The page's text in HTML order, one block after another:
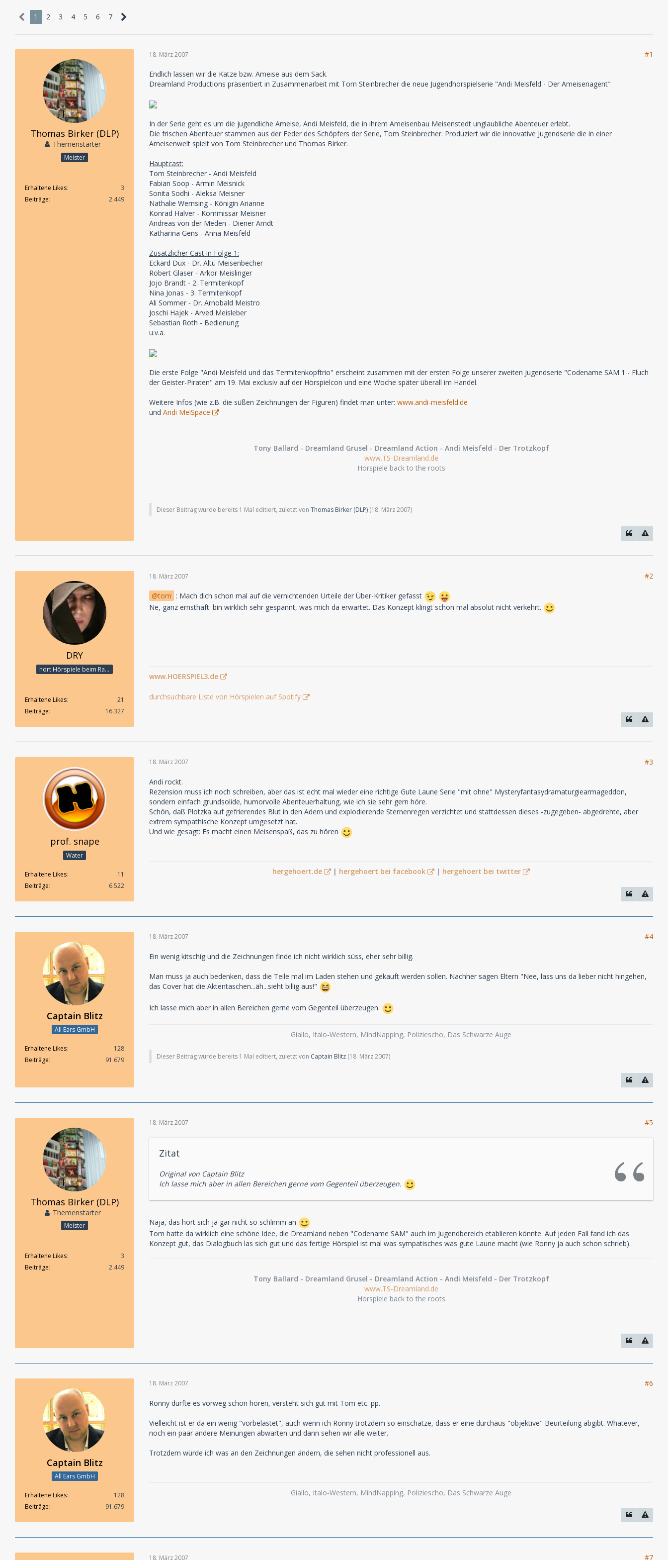
1 2 3 4 5 6 7
Thomas Birker (DLP)
Themenstarter
Meister
Erhaltene Likes
3
Beiträge
2.449
18. März 2007 #1
Endlich lassen wir die Katze bzw. Ameise aus dem Sack.
Dreamland Productions präsentiert in Zusammenarbeit mit Tom Steinbrecher die neue Jugendhörspielserie "Andi Meisfeld - Der Ameisenagent"
In der Serie geht es um die jugendliche Ameise, Andi Meisfeld, die in ihrem Ameisenbau Meisenstedt unglaubliche Abenteuer erlebt.
Die frischen Abenteuer stammen aus der Feder des Schöpfers der Serie, Tom Steinbrecher. Produziert wir die innovative Jugendserie die in einer
Ameisenwelt spielt von Tom Steinbrecher und Thomas Birker.
Hauptcast:
Tom Steinbrecher - Andi Meisfeld
Fabian Soop - Armin Meisnick
Sonita Sodhi - Aleksa Meisner
Nathalie Wernsing - Königin Arianne
Konrad Halver - Kommissar Meisner
Andreas von der Meden - Diener Arndt
Katharina Gens - Anna Meisfeld
Zusätzlicher Cast in Folge 1:
Eckard Dux - Dr. Altü Meisenbecher
Robert Glaser - Arkor Meislinger
Jojo Brandt - 2. Termitenkopf
Nina Jonas - 3. Termitenkopf
Ali Sommer - Dr. Arnobald Meistro
Joschi Hajek - Arved Meisleber
Sebastian Roth - Bedienung
u.v.a.
Die erste Folge "Andi Meisfeld und das Termitenkopftrio" erscheint zusammen mit der ersten Folge unserer zweiten Jugendserie "Codename SAM 1 - Fluch
der Geister-Piraten" am 19. Mai exclusiv auf der Hörspielcon und eine Woche später überall im Handel.
Weitere Infos (wie z.B. die süßen Zeichnungen der Figuren) findet man unter: www.andi-meisfeld.de
und Andi MeiSpace
Tony Ballard - Dreamland Grusel - Dreamland Action - Andi Meisfeld - Der Trotzkopf
www.TS-Dreamland.de
Hörspiele back to the roots
Dieser Beitrag wurde bereits 1 Mal editiert, zuletzt von Thomas Birker (DLP) (18. März 2007)
DRY
hört Hörspiele beim Rasenmähen
Erhaltene Likes
21
Beiträge
16.327
18. März 2007 #2
tom : Mach dich schon mal auf die vernichtenden Urteile der Über-Kritiker gefasst
Ne, ganz ernsthaft: bin wirklich sehr gespannt, was mich da erwartet. Das Konzept klingt schon mal absolut nicht verkehrt.
www.HOERSPIEL3.de
durchsuchbare Liste von Hörspielen auf Spotify
prof. snape
Water
Erhaltene Likes
11
Beiträge
6.522
18. März 2007 #3
Andi rockt.
Rezension muss ich noch schreiben, aber das ist echt mal wieder eine richtige Gute Laune Serie "mit ohne" Mysteryfantasydramaturgiearmageddon,
sondern einfach grundsolide, humorvolle Abenteuerhaltung, wie ich sie sehr gern höre.
Schön, daß Plotzka auf gefrierendes Blut in den Adern und explodierende Sternenregen verzichtet und stattdessen dieses -zugegeben- abgedrehte, aber
extrem sympathische Konzept umgesetzt hat.
Und wie gesagt: Es macht einen Meisenspaß, das zu hören
hergehoert.de | hergehoert bei facebook | hergehoert bei twitter
Captain Blitz
All Ears GmbH
Erhaltene Likes
128
Beiträge
91.679
18. März 2007 #4
Ein wenig kitschig und die Zeichnungen finde ich nicht wirklich süss, eher sehr billig.
Man muss ja auch bedenken, dass die Teile mal im Laden stehen und gekauft werden sollen. Nachher sagen Eltern "Nee, lass uns da lieber nicht hingehen,
das Cover hat die Aktentaschen...äh...sieht billig aus!"
Ich lasse mich aber in allen Bereichen gerne vom Gegenteil überzeugen.
Giallo, Italo-Western, MindNapping, Poliziescho, Das Schwarze Auge
Dieser Beitrag wurde bereits 1 Mal editiert, zuletzt von Captain Blitz (18. März 2007)
Thomas Birker (DLP)
Themenstarter
Meister
Erhaltene Likes
3
Beiträge
2.449
18. März 2007 #5
Zitat
Original von Captain Blitz
Ich lasse mich aber in allen Bereichen gerne vom Gegenteil überzeugen.
Naja, das hört sich ja gar nicht so schlimm an
Tom hatte da wirklich eine schöne Idee, die Dreamland neben "Codename SAM" auch im Jugendbereich etablieren könnte. Auf jeden Fall fand ich das
Konzept gut, das Dialogbuch las sich gut und das fertige Hörspiel ist mal was sympatisches was gute Laune macht (wie Ronny ja auch schon schrieb).
Tony Ballard - Dreamland Grusel - Dreamland Action - Andi Meisfeld - Der Trotzkopf
www.TS-Dreamland.de
Hörspiele back to the roots
Captain Blitz
All Ears GmbH
Erhaltene Likes
128
Beiträge
91.679
18. März 2007 #6
Ronny durfte es vorweg schon hören, versteht sich gut mit Tom etc. pp.
Vielleicht ist er da ein wenig "vorbelastet", auch wenn ich Ronny trotzdem so einschätze, dass er eine durchaus "objektive" Beurteilung abgibt. Whatever,
noch ein paar andere Meinungen abwarten und dann sehen wir alle weiter.
Trotzdem würde ich was an den Zeichnungen ändern, die sehen nicht professionell aus.
Giallo, Italo-Western, MindNapping, Poliziescho, Das Schwarze Auge
18. März 2007 #7